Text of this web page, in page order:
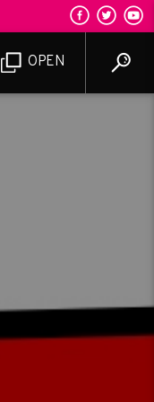
OPEN